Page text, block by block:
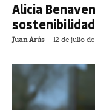
Alicia
Juan Arús - 12 de julio